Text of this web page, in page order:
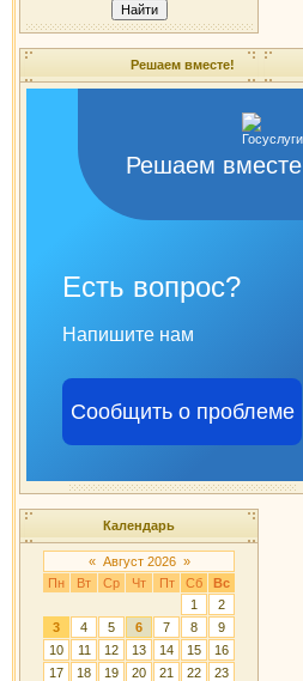
Решаем вместе!
Решаем вместе
Есть вопрос?
Напишите нам
Сообщить о проблеме
Календарь
« Август 2026 »
Пн
Вт Ср Чт Пт Сб
Вс
1
2
3
4 5 6 7 8
9
10
11 12 13 14 15
16
17
18 19 20 21 22
23